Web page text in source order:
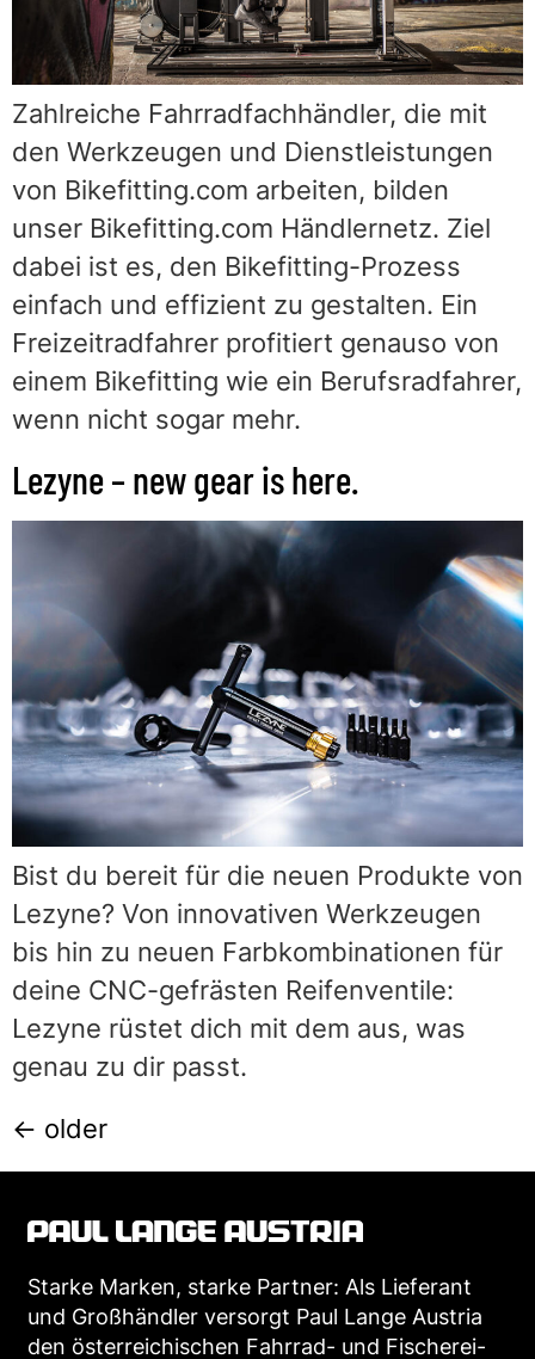
Zahlreiche Fahrradfachhändler, die mit
den Werkzeugen und Dienstleistungen
von Bikefitting.com arbeiten, bilden
unser Bikefitting.com Händlernetz. Ziel
dabei ist es, den Bikefitting-Prozess
einfach und effizient zu gestalten. Ein
Freizeitradfahrer profitiert genauso von
einem Bikefitting wie ein Berufsradfahrer,
wenn nicht sogar mehr.
Lezyne – new gear is here.
Bist du bereit für die neuen Produkte von
Lezyne? Von innovativen Werkzeugen
bis hin zu neuen Farbkombinationen für
deine CNC-gefrästen Reifenventile:
Lezyne rüstet dich mit dem aus, was
genau zu dir passt.
← older
Starke Marken, starke Partner: Als Lieferant
und Großhändler versorgt Paul Lange Austria
den österreichischen Fahrrad- und Fischerei-